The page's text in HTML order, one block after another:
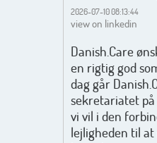
2026-07-10 08:13:44
view on linkedin
Danish.Care
en rigtig god
dag går
sekretariatet
vi vil i den
lejligheden til at